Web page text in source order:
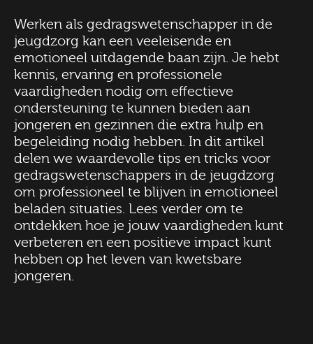
Werken als gedragswetenschapper in de
jeugdzorg kan een veeleisende en
emotioneel uitdagende baan zijn. Je hebt
kennis, ervaring en professionele
vaardigheden nodig om effectieve
ondersteuning te kunnen bieden aan
jongeren en gezinnen die extra hulp en
begeleiding nodig hebben. In dit artikel
delen we waardevolle tips en tricks voor
gedragswetenschappers in de jeugdzorg
om professioneel te blijven in emotioneel
beladen situaties. Lees verder om te
ontdekken hoe je jouw vaardigheden kunt
verbeteren en een positieve impact kunt
hebben op het leven van kwetsbare
jongeren.